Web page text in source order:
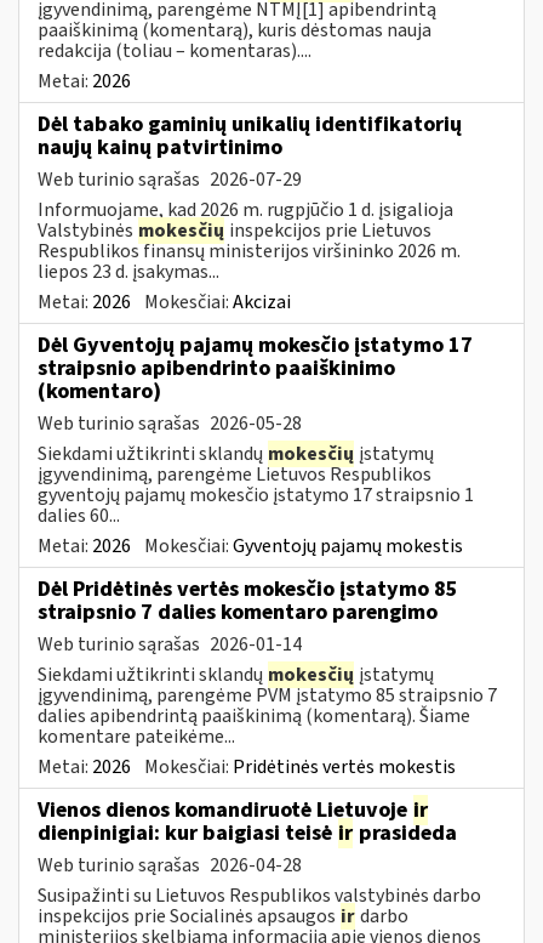
įgyvendinimą, parengėme NTMĮ[1] apibendrintą
paaiškinimą (komentarą), kuris dėstomas nauja
redakcija (toliau – komentaras)....
Metai: 2026
Dėl tabako gaminių unikalių identifikatorių
naujų kainų patvirtinimo
Web turinio sąrašas 2026-07-29
Informuojame, kad 2026 m. rugpjūčio 1 d. įsigalioja
Valstybinės mokesčių inspekcijos prie Lietuvos
Respublikos finansų ministerijos viršininko 2026 m.
liepos 23 d. įsakymas...
Metai: 2026 Mokesčiai:Akcizai
Dėl Gyventojų pajamų mokesčio įstatymo 17
straipsnio apibendrinto paaiškinimo
(komentaro)
Web turinio sąrašas 2026-05-28
Siekdami užtikrinti sklandų mokesčių įstatymų
įgyvendinimą, parengėme Lietuvos Respublikos
gyventojų pajamų mokesčio įstatymo 17 straipsnio 1
dalies 60...
Metai: 2026 Mokesčiai:Gyventojų pajamų mokestis
Dėl Pridėtinės vertės mokesčio įstatymo 85
straipsnio 7 dalies komentaro parengimo
Web turinio sąrašas 2026-01-14
Siekdami užtikrinti sklandų mokesčių įstatymų
įgyvendinimą, parengėme PVM įstatymo 85 straipsnio 7
dalies apibendrintą paaiškinimą (komentarą). Šiame
komentare pateikėme...
Metai: 2026 Mokesčiai: Pridėtinės vertės mokestis
Vienos dienos komandiruotė Lietuvoje ir
dienpinigiai: kur baigiasi teisė ir prasideda
Web turinio sąrašas 2026-04-28
Susipažinti su Lietuvos Respublikos valstybinės darbo
inspekcijos prie Socialinės apsaugos irdarbo
ministerijos skelbiama informacija apie vienos dienos